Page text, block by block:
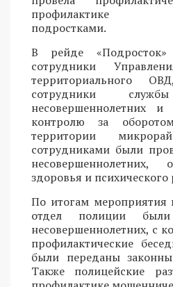
профилактике
подростками.
В рейде «Подросток»
сотрудники
территориального
сотрудники
несовершеннолетних
контролю за
территории
сотрудниками были
здоровья и психического
По итогам мероприятия
отдел полиции
несовершеннолетних, с
профилактические
были переданы
Также полицейские